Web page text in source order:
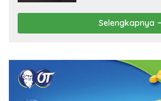
Selengkapnya